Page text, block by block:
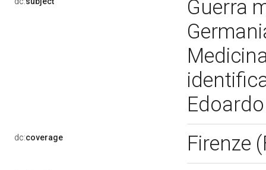
Guerra
dc:coverage Firenze